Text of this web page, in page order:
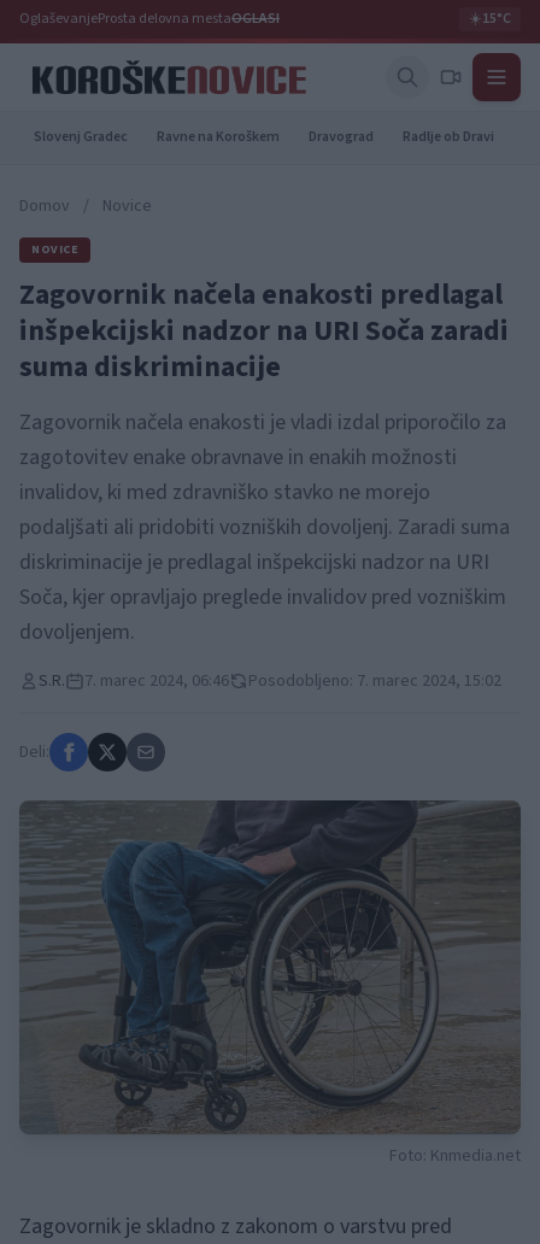
OglaševanjeProsta delovna mestaOGLASI ☀️15°C
Slovenj Gradec Ravne na Koroškem Dravograd Radlje ob Dravi
Domov / Novice
NOVICE
Zagovornik načela enakosti predlagal
inšpekcijski nadzor na URI Soča zaradi
suma diskriminacije
Zagovornik načela enakosti je vladi izdal priporočilo za
zagotovitev enake obravnave in enakih možnosti
invalidov, ki med zdravniško stavko ne morejo
podaljšati ali pridobiti vozniških dovoljenj. Zaradi suma
diskriminacije je predlagal inšpekcijski nadzor na URI
Soča, kjer opravljajo preglede invalidov pred vozniškim
dovoljenjem.
S.R. 7. marec 2024, 06:46 Posodobljeno: 7. marec 2024, 15:02
Deli:
Foto: Knmedia.net
Zagovornik je skladno z zakonom o varstvu pred